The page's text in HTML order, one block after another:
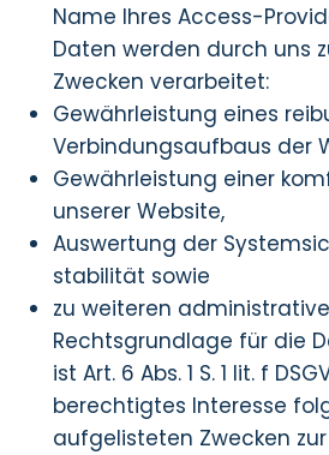
Name Ihres Access-
Daten werden durch uns
Zwecken verarbeitet:
Gewährleistung eines
Verbindungsaufbaus der
Gewährleistung einer
unserer Website,
Auswertung der
stabilität sowie
zu weiteren
Rechtsgrundlage für die
ist Art. 6 Abs. 1 S. 1 lit. f
berechtigtes Interesse
aufgelisteten Zwecken